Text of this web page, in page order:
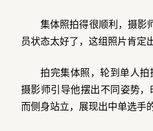
集体照拍得很顺利，摄影
员状态太好了，这组照片肯定
拍完集体照，轮到单人拍
摄影师引导他摆出不同姿势
而侧身站立，展现出中单选手